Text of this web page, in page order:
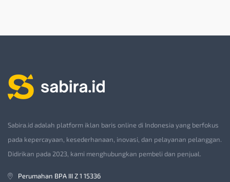
Sabira.id adalah platform iklan baris online di Indonesia yang berfokus
pada kepercayaan, kesederhanaan, inovasi, dan pelayanan pelanggan.
Didirikan pada 2023, kami menghubungkan pembeli dan penjual.
Perumahan BPA III Z 1 15336